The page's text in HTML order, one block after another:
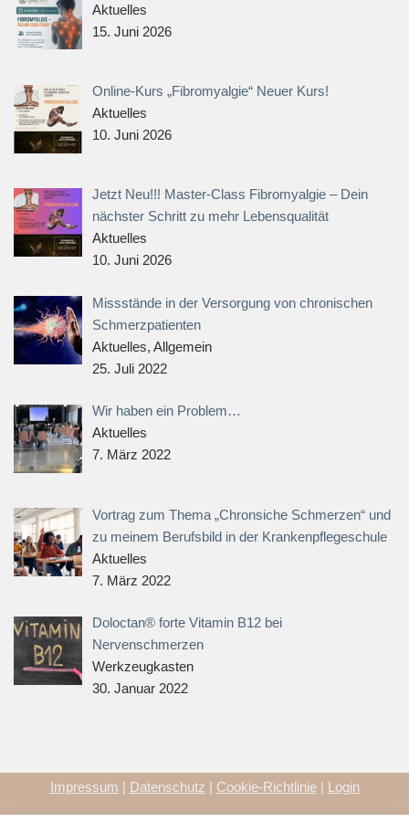
Aktuelles
15. Juni 2026
Online-Kurs „Fibromyalgie“ Neuer Kurs!
Aktuelles
10. Juni 2026
Jetzt Neu!!! Master-Class Fibromyalgie – Dein
nächster Schritt zu mehr Lebensqualität
Aktuelles
10. Juni 2026
Missstände in der Versorgung von chronischen
Schmerzpatienten
Aktuelles, Allgemein
25. Juli 2022
Wir haben ein Problem…
Aktuelles
7. März 2022
Vortrag zum Thema „Chronsiche Schmerzen“ und
zu meinem Berufsbild in der Krankenpflegeschule
Aktuelles
7. März 2022
Doloctan® forte Vitamin B12 bei
Nervenschmerzen
Werkzeugkasten
30. Januar 2022
Impressum | Datenschutz | Cookie-Richtlinie| Login